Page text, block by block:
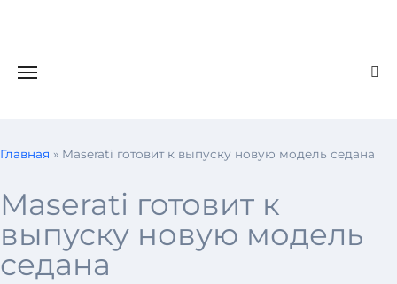
Главная » Maserati готовит к выпуску новую модель седана
Maserati готовит к
выпуску новую модель
седана